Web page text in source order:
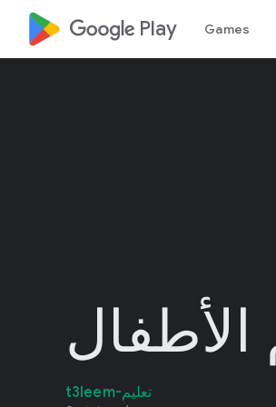
google_logo Play Games
الأطفال
تعليم-t3leem